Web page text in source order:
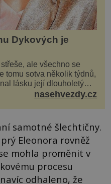
Dykových je
ale všechno se
tomu sotva několik týdnů,
lásku její dlouholetý
mysleli, ž...nasehvezdy.cz
samotné šlechtičny.
Eleonora rovněž
mohla proměnit v
procesu
odhaleno, že